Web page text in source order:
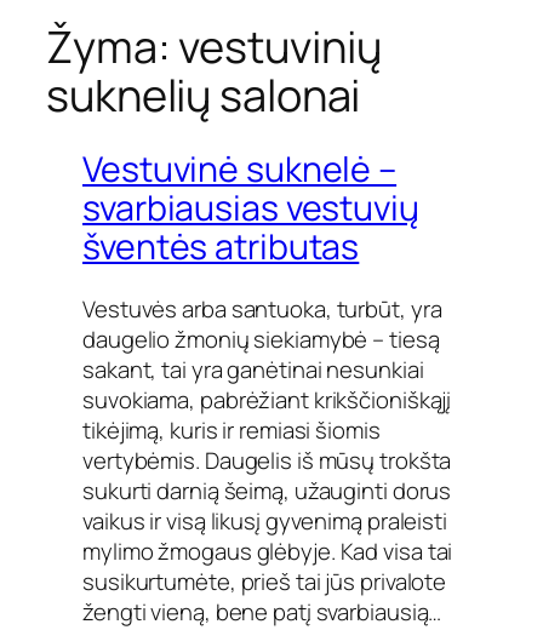
Žyma: vestuvinių
suknelių salonai
Vestuvinė suknelė –
svarbiausias vestuvių
šventės atributas
Vestuvės arba santuoka, turbūt, yra
daugelio žmonių siekiamybė – tiesą
sakant, tai yra ganėtinai nesunkiai
suvokiama, pabrėžiant krikščioniškąjį
tikėjimą, kuris ir remiasi šiomis
vertybėmis. Daugelis iš mūsų trokšta
sukurti darnią šeimą, užauginti dorus
vaikus ir visą likusį gyvenimą praleisti
mylimo žmogaus glėbyje. Kad visa tai
susikurtumėte, prieš tai jūs privalote
žengti vieną, bene patį svarbiausią…